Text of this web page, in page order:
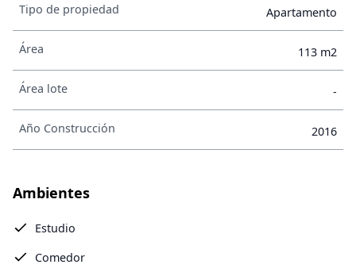
Tipo de propiedad Apartamento
Área 113 m2
Área lote -
Año Construcción 2016
Ambientes
Estudio
Comedor